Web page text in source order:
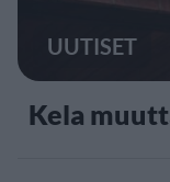
UUTISET
Kela